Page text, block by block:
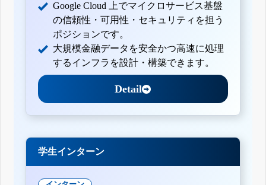
Google Cloud 上でマイクロサービス基盤
の信頼性・可用性・セキュリティを担う
ポジションです。
大規模金融データを安全かつ高速に処理
するインフラを設計・構築できます。
Detail
学生インターン